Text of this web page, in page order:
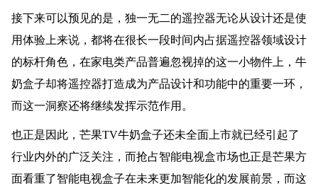
接下来可以预见的是，独一无二的遥控器无论从设计还是使
用体验上来说，都将在很长一段时间内占据遥控器领域设计
的标杆角色，在家电类产品普遍忽视掉的这一小物件上，牛
奶盒子却将遥控器打造成为产品设计和功能中的重要一环，
而这一洞察还将继续发挥示范作用。
也正是因此，芒果TV牛奶盒子还未全面上市就已经引起了
行业内外的广泛关注，而抢占智能电视盒市场也正是芒果方
面看重了智能电视盒子在未来更加智能化的发展前景，而这